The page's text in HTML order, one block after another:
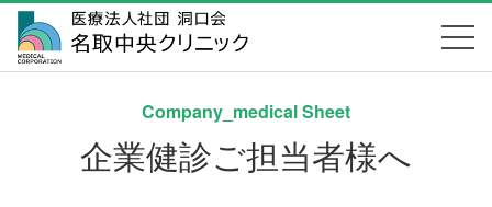
Company_medical Sheet
企業健診ご担当者様へ